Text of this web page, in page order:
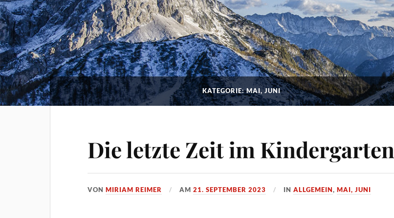
KATEGORIE: MAI, JUNI
Die letzte Zeit im Kindergarten
VONMIRIAM REIMER AM21. SEPTEMBER 2023 INALLGEMEIN,MAI, JUNI